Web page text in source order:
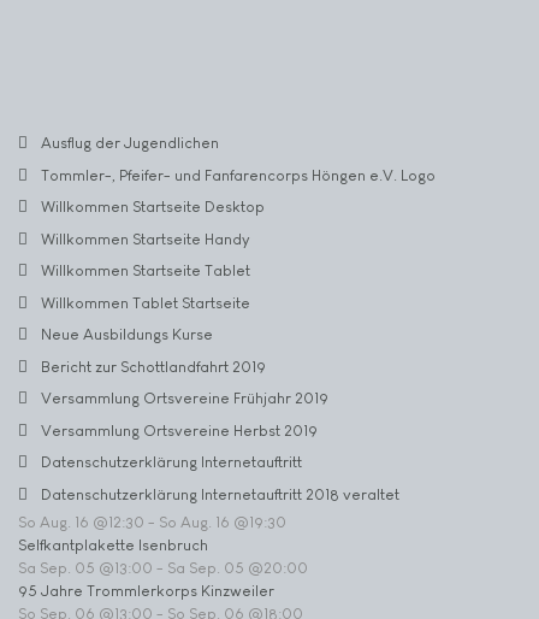
Ausflug der Jugendlichen
Tommler-, Pfeifer- und Fanfarencorps Höngen e.V. Logo
Willkommen Startseite Desktop
Willkommen Startseite Handy
Willkommen Startseite Tablet
Willkommen Tablet Startseite
Neue Ausbildungs Kurse
Bericht zur Schottlandfahrt 2019
Versammlung Ortsvereine Frühjahr 2019
Versammlung Ortsvereine Herbst 2019
Datenschutzerklärung Internetauftritt
Datenschutzerklärung Internetauftritt 2018 veraltet
So Aug. 16 @12:30 - So Aug. 16 @19:30
Selfkantplakette Isenbruch
Sa Sep. 05 @13:00 - Sa Sep. 05 @20:00
95 Jahre Trommlerkorps Kinzweiler
So Sep. 06 @13:00 - So Sep. 06 @18:00